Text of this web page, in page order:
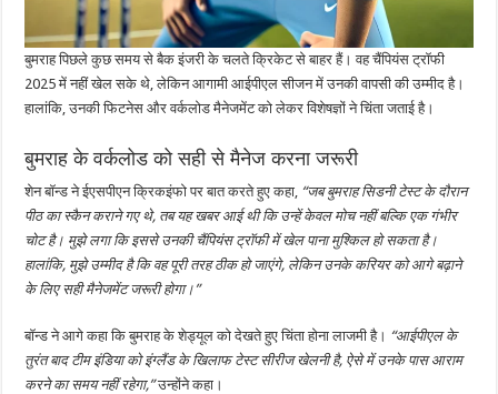
बुमराह पिछले कुछ समय से बैक इंजरी के चलते क्रिकेट से बाहर हैं। वह चैंपियंस ट्रॉफी
2025 में नहीं खेल सके थे, लेकिन आगामी आईपीएल सीजन में उनकी वापसी की उम्मीद है।
हालांकि, उनकी फिटनेस और वर्कलोड मैनेजमेंट को लेकर विशेषज्ञों ने चिंता जताई है।
बुमराह के वर्कलोड को सही से मैनेज करना जरूरी
शेन बॉन्ड ने ईएसपीएन क्रिकइंफो पर बात करते हुए कहा, “जब बुमराह सिडनी टेस्ट के दौरान
पीठ का स्कैन कराने गए थे, तब यह खबर आई थी कि उन्हें केवल मोच नहीं बल्कि एक गंभीर
चोट है। मुझे लगा कि इससे उनकी चैंपियंस ट्रॉफी में खेल पाना मुश्किल हो सकता है।
हालांकि, मुझे उम्मीद है कि वह पूरी तरह ठीक हो जाएंगे, लेकिन उनके करियर को आगे बढ़ाने
के लिए सही मैनेजमेंट जरूरी होगा।”
बॉन्ड ने आगे कहा कि बुमराह के शेड्यूल को देखते हुए चिंता होना लाजमी है। “आईपीएल के
तुरंत बाद टीम इंडिया को इंग्लैंड के खिलाफ टेस्ट सीरीज खेलनी है, ऐसे में उनके पास आराम
करने का समय नहीं रहेगा,”उन्होंने कहा।